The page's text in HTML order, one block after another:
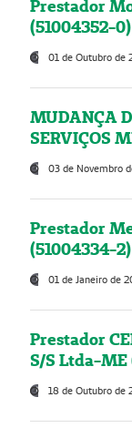
Prestador
(51004352-0)
01 de Outubro de
MUDANÇA
SERVIÇOS
03 de Novembro
Prestador
(51004334-2)
01 de Janeiro de
Prestador
S/S Ltda-
18 de Outubro de